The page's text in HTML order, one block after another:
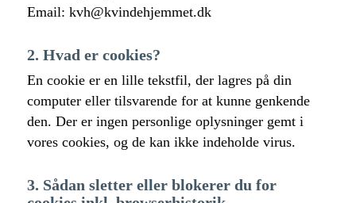
Email: kvh@kvindehjemmet.dk
2. Hvad er cookies?
En cookie er en lille tekstfil, der lagres på din
computer eller tilsvarende for at kunne genkende
den. Der er ingen personlige oplysninger gemt i
vores cookies, og de kan ikke indeholde virus.
3. Sådan sletter eller blokerer du for